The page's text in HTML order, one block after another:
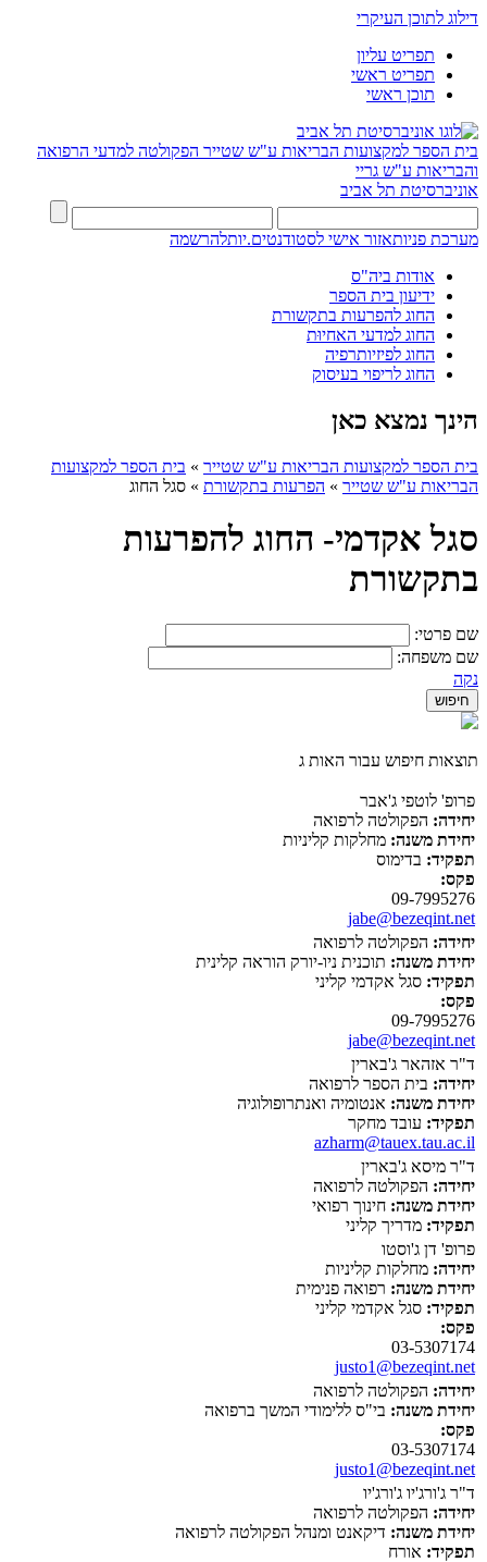
דילוג לתוכן העיקרי
תפריט עליון
תפריט ראשי
תוכן ראשי
בית הספר למקצועות הבריאות ע"ש שטייר הפקולטה למדעי הרפואה
והבריאות ע"ש גריי
אוניברסיטת תל אביב
מערכת פניותאזור אישי לסטודנטים.יותלהרשמה
אודות ביה"ס
ידיעון בית הספר
החוג להפרעות בתקשורת
החוג למדעי האחיוּת
החוג לפיזיותרפיה
החוג לריפוי בעיסוק
הינך נמצא כאן
בית הספר למקצועות הבריאות ע"ש שטייר » בית הספר למקצועות
הבריאות ע"ש שטייר » הפרעות בתקשורת » סגל החוג
סגל אקדמי- החוג להפרעות
בתקשורת
שם פרטי:
שם משפחה:
נקה
תוצאות חיפוש עבור האות ג
פרופ' לוטפי ג'אבר
יחידה: הפקולטה לרפואה
יחידת משנה: מחלקות קליניות
תפקיד: בדימוס
פקס:
09-7995276
jabe@bezeqint.net
יחידה: הפקולטה לרפואה
יחידת משנה: תוכנית ניו-יורק הוראה קלינית
תפקיד: סגל אקדמי קליני
פקס:
09-7995276
jabe@bezeqint.net
ד"ר אזהאר ג'בארין
יחידה: בית הספר לרפואה
יחידת משנה: אנטומיה ואנתרופולוגיה
תפקיד: עובד מחקר
azharm@tauex.tau.ac.il
ד"ר מיסא ג'בארין
יחידה: הפקולטה לרפואה
יחידת משנה: חינוך רפואי
תפקיד: מדריך קליני
פרופ' דן ג'וסטו
יחידה: מחלקות קליניות
יחידת משנה: רפואה פנימית
תפקיד: סגל אקדמי קליני
פקס:
03-5307174
justo1@bezeqint.net
יחידה: הפקולטה לרפואה
יחידת משנה: בי"ס ללימודי המשך ברפואה
פקס:
03-5307174
justo1@bezeqint.net
ד"ר ג'ורג'יו ג'ורג'יו
יחידה: הפקולטה לרפואה
יחידת משנה: דיקאנט ומנהל הפקולטה לרפואה
תפקיד: אורח